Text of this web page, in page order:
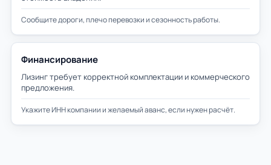
Сообщите дороги, плечо перевозки и сезонность работы.
Финансирование
Лизинг требует корректной комплектации и коммерческого
предложения.
Укажите ИНН компании и желаемый аванс, если нужен расчёт.